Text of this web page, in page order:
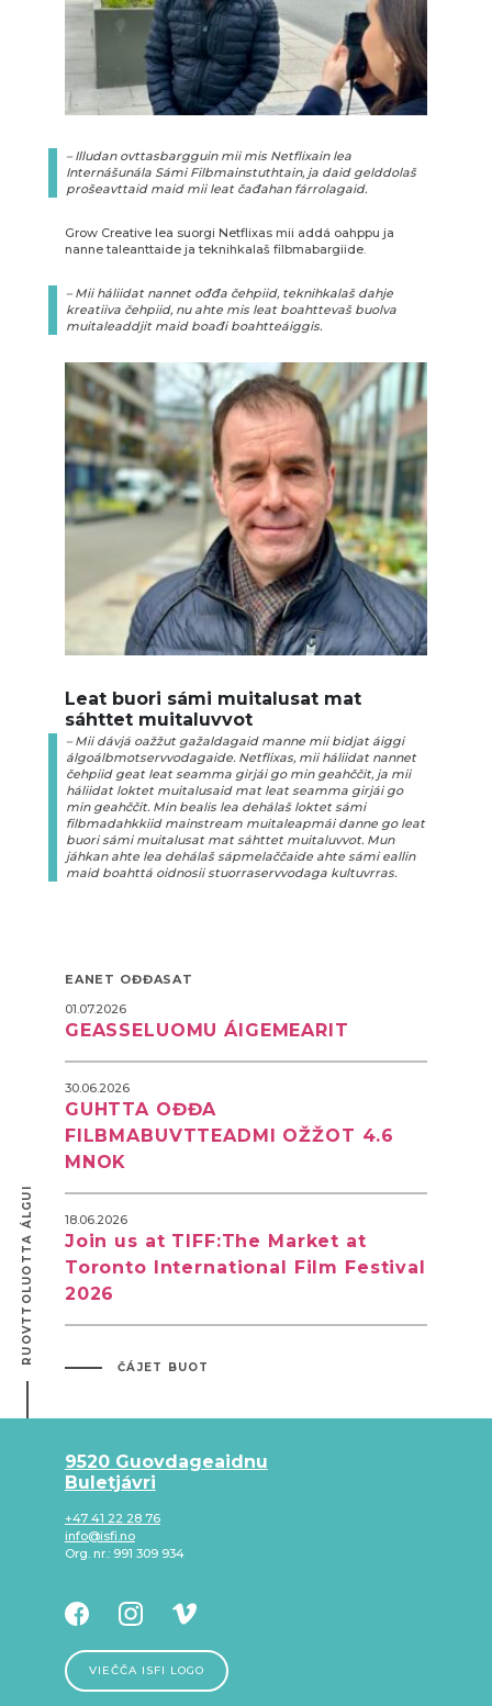
– Illudan ovttasbargguin mii mis Netflixain lea
Internášunála Sámi Filbmainstuthtain, ja daid gelddolaš
prošeavttaid maid mii leat čađahan fárrolagaid.
Grow Creative lea suorgi Netflixas mii addá oahppu ja
nanne taleanttaide ja teknihkalaš filbmabargiide.
– Mii háliidat nannet ođđa čehpiid, teknihkalaš dahje
kreatiiva čehpiid, nu ahte mis leat boahttevaš buolva
muitaleaddjit maid boađi boahtteáiggis.
Leat buori sámi muitalusat mat
sáhttet muitaluvvot
– Mii dávjá oažžut gažaldagaid manne mii bidjat áiggi
álgoálbmotservvodagaide. Netflixas, mii háliidat nannet
čehpiid geat leat seamma girjái go min geahččit, ja mii
háliidat loktet muitalusaid mat leat seamma girjái go
min geahččit. Min bealis lea dehálaš loktet sámi
filbmadahkkiid mainstream muitaleapmái danne go leat
buori sámi muitalusat mat sáhttet muitaluvvot. Mun
jáhkan ahte lea dehálaš sápmelaččaide ahte sámi eallin
maid boahttá oidnosii stuorraservvodaga kultuvrras.
EANET OĐĐASAT
01.07.2026
GEASSELUOMU ÁIGEMEARIT
30.06.2026
GUHTTA OĐĐA
FILBMABUVTTEADMI OŽŽOT 4.6
MNOK
18.06.2026
Join us at TIFF:The Market at
Toronto International Film Festival
2026
ČÁJET BUOT
RUOVTTOLUOTTA ÁLGUI
9520 Guovdageaidnu
Buletjávri
+47 41 22 28 76
info@isfi.no
Org. nr.: 991 309 934
VIEČČA ISFI LOGO